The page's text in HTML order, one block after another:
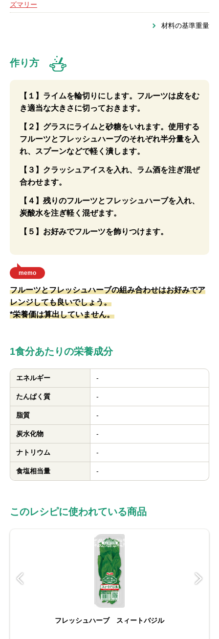
ズマリー
材料の基準重量
作り方
【１】ライムを輪切りにします。フルーツは皮をむ
き適当な大きさに切っておきます。
【２】グラスにライムと砂糖をいれます。使用する
フルーツとフレッシュハーブのそれぞれ半分量を入
れ、スプーンなどで軽く潰します。
【３】クラッシュアイスを入れ、ラム酒を注ぎ混ぜ
合わせます。
【４】残りのフルーツとフレッシュハーブを入れ、
炭酸水を注ぎ軽く混ぜます。
【５】お好みでフルーツを飾りつけます。
memo
フルーツとフレッシュハーブの組み合わせはお好みでア
レンジしても良いでしょう。
*栄養価は算出していません。
1食分あたりの栄養成分
エネルギー -
たんぱく質 -
脂質 -
炭水化物 -
ナトリウム -
食塩相当量 -
このレシピに使われている商品
フレッシュハーブ スィートバジル